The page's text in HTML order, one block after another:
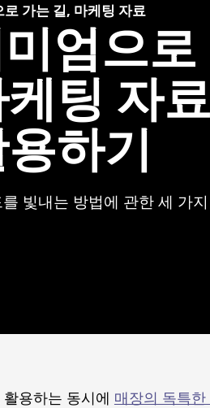
가는 길, 마케팅 자료
미엄으
팅 자
하기
빛내는 방법에 관한 세 가
용하는 동시에 매장의 독특한